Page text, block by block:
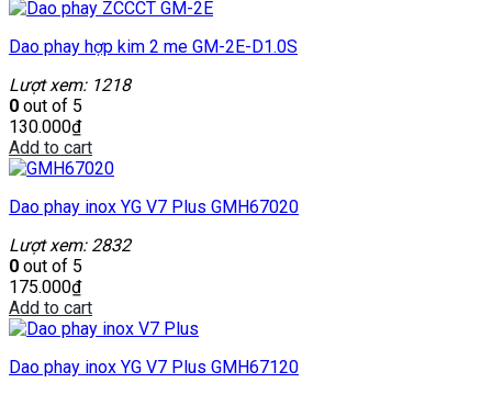
Dao phay hợp kim 2 me GM-2E-D1.0S
Lượt xem: 1218
0 out of 5
130.000₫
Add to cart
Dao phay inox YG V7 Plus GMH67020
Lượt xem: 2832
0 out of 5
175.000₫
Add to cart
Dao phay inox YG V7 Plus GMH67120